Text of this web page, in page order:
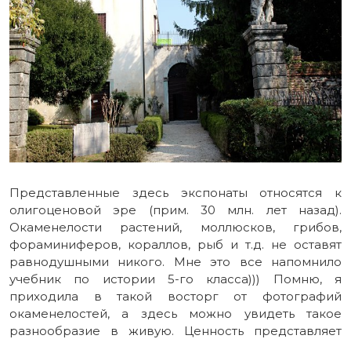
Представленные здесь экспонаты относятся к
олигоценовой эре (прим. 30 млн. лет назад).
Окаменелости растений, моллюсков, грибов,
фораминиферов, кораллов, рыб и т.д. не оставят
равнодушными никого. Мне это все напомнило
учебник по истории 5-го класса))) Помню, я
приходила в такой восторг от фотографий
окаменелостей, а здесь можно увидеть такое
разнообразие в живую. Ценность представляет